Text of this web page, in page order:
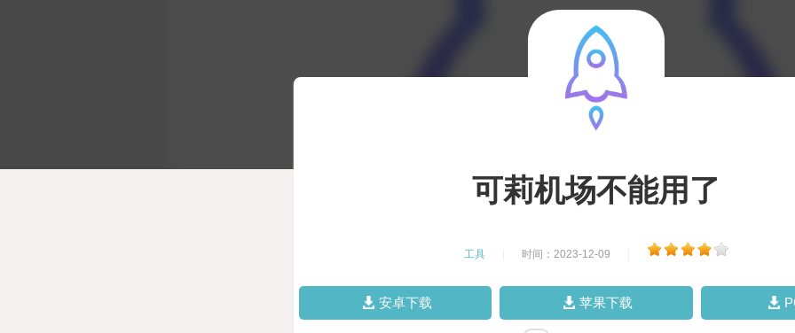
可莉机场不能用了
工具 时间：2023-12-09
安卓下载 苹果下载